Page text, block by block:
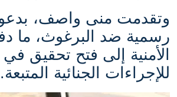
وتقدمت منى واصف،
رسمية ضد البرغوث، ما
الأمنية إلى فتح تحقيق
للإجراءات الجنائية المتبعة.